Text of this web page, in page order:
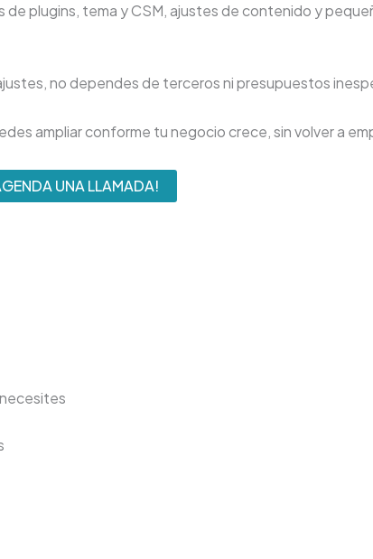
plugins, tema y CSM, ajustes de contenido y
no dependes de terceros ni presupuestos
ampliar conforme tu negocio crece, sin volver a
UNA LLAMADA!